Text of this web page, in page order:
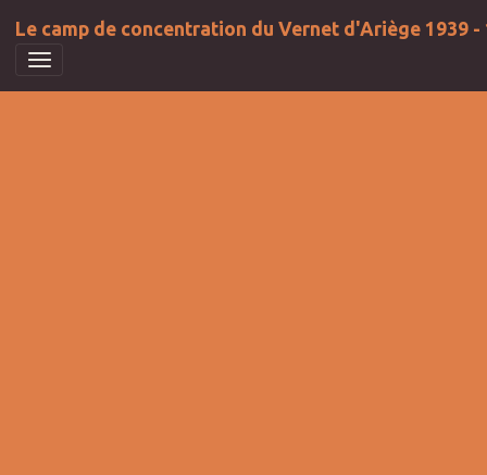
Le camp de concentration du Vernet d'Ariège 1939 -